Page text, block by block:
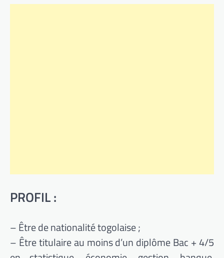
PROFIL :
– Être de nationalité togolaise ;
– Être titulaire au moins d’un diplôme Bac + 4/5